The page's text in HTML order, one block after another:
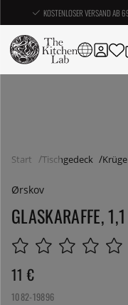
KOSTENLOSER VERSAND AB
Start Tischgedeck
Ørskov
GLASKARAFFE,
11 €
1082-19896